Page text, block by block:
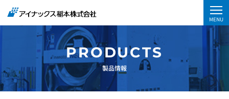
MENU
会社情報
アイナックス稲本とは
PRODUCTS
製品情報